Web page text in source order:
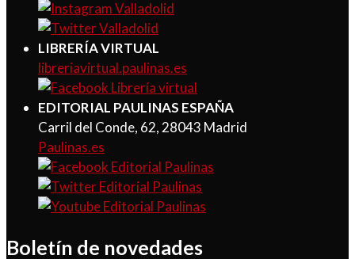
LIBRERÍA VIRTUAL
libreriavirtual.paulinas.es
EDITORIAL PAULINAS ESPAÑA
Carril del Conde, 62, 28043 Madrid
Paulinas.es
Boletín de novedades